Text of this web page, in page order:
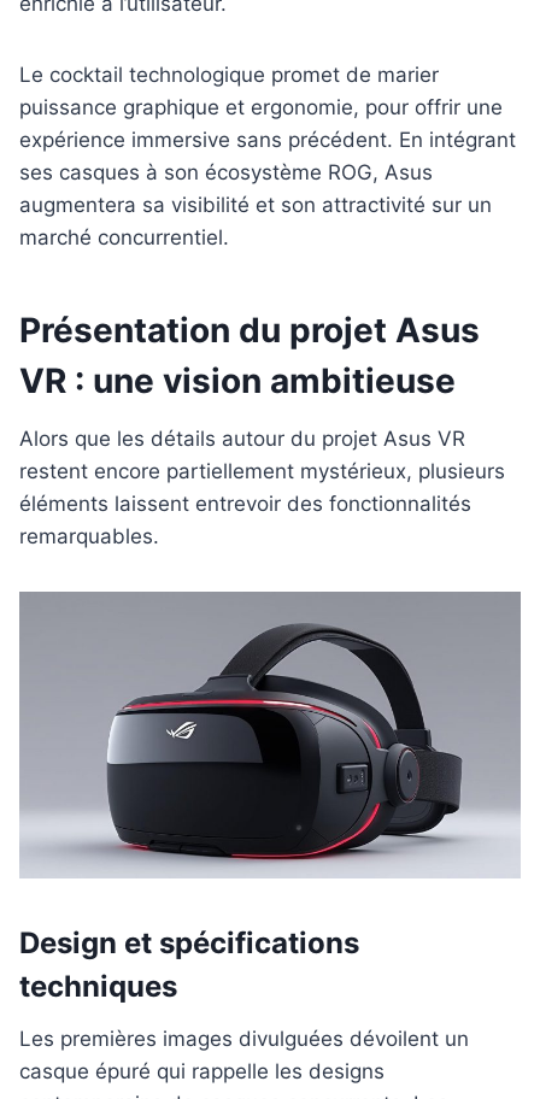
Le cocktail technologique promet de marier
puissance graphique et ergonomie, pour offrir une
expérience immersive sans précédent. En intégrant
ses casques à son écosystème ROG, Asus
augmentera sa visibilité et son attractivité sur un
marché concurrentiel.
Présentation du projet Asus
VR : une vision ambitieuse
Alors que les détails autour du projet Asus VR
restent encore partiellement mystérieux, plusieurs
éléments laissent entrevoir des fonctionnalités
remarquables.
Design et spécifications
techniques
Les premières images divulguées dévoilent un
casque épuré qui rappelle les designs